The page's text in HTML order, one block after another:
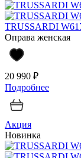
TRUSSARDI
Оправа женская
20 990 ₽
Подробнее
Акция
Новинка